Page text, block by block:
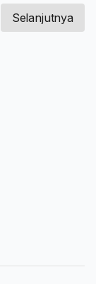
Selanjutnya